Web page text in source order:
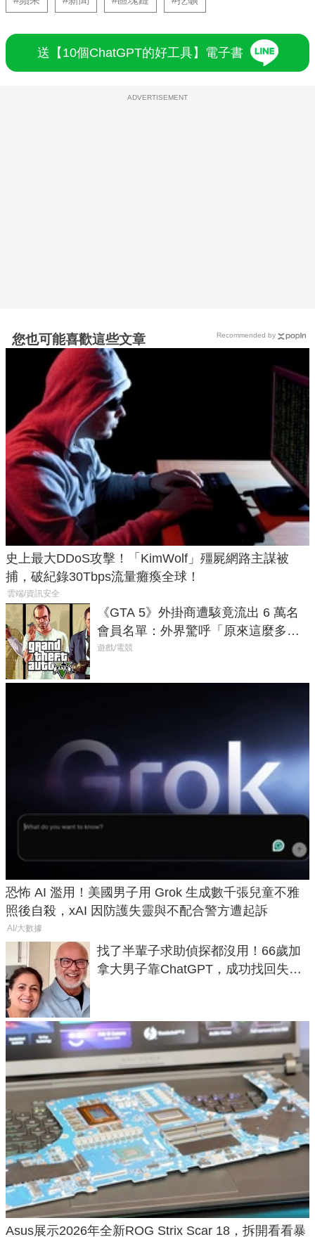
送【10個ChatGPT的好工具】電子書
ADVERTISEMENT
您也可能喜歡這些文章
史上最大DDoS攻擊！「KimWolf」殭屍網路主謀被
捕，破紀錄30Tbps流量癱瘓全球！
雲端/資訊安全
《GTA 5》外掛商遭駭竟流出 6 萬名
會員名單：外界驚呼「原來這麼多人
在開掛！」
遊戲/電競
恐怖 AI 濫用！美國男子用 Grok 生成數千張兒童不雅
照後自殺，xAI 因防護失靈與不配合警方遭起訴
AI/大數據
找了半輩子求助偵探都沒用！66歲加
拿大男子靠ChatGPT，成功找回失散
Asus展示2026年全新ROG Strix Scar 18，拆開看看暴
Recommended by